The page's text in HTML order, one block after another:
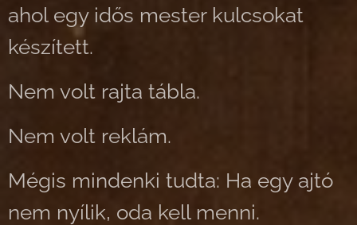
ahol egy idős mester kulcsokat
készített.
Nem volt rajta tábla.
Nem volt reklám.
Mégis mindenki tudta: Ha egy ajtó
nem nyílik, oda kell menni.